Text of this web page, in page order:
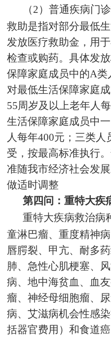
（2）普通疾病门
救助是指对部分最低
发放医疗救助金，用
检查或购药。具体发
保障家庭成员中的A
对最低生活保障家庭
55周岁及以上老年人
生活保障家庭成员中
人每年400元；三类人
受，按最高标准执行
准随我市经济社会发
做适时调整
第四问：重特大疾
重特大疾病救治病
童淋巴瘤、重度精神
唇腭裂、甲亢、耐多
肺、急性心肌梗塞、
病、地中海贫血、血
瘤、神经母细胞瘤、
病、艾滋病机会性感
括器官费用）和食道